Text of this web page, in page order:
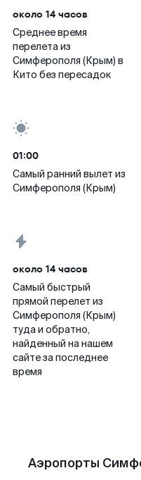
около 14 часов
Среднее время
перелета из
Симферополя (Крым) в
Кито без пересадок
01:00
Самый ранний вылет из
Симферополя (Крым)
около 14 часов
Самый быстрый
прямой перелет из
Симферополя (Крым)
туда и обратно,
найденный на нашем
сайте за последнее
время
Аэропорты